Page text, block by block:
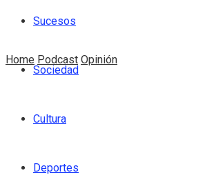
Sucesos
Sociedad
Cultura
Deportes
Home Podcast Opinión